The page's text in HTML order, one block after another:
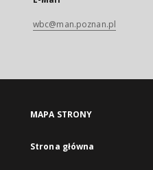
wbc@man.poznan.pl
MAPA STRONY
Strona główna